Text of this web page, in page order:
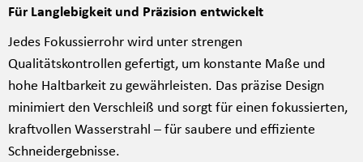
Für Langlebigkeit und Präzision entwickelt
Jedes Fokussierrohr wird unter strengen
Qualitätskontrollen gefertigt, um konstante Maße und
hohe Haltbarkeit zu gewährleisten. Das präzise Design
minimiert den Verschleiß und sorgt für einen fokussierten,
kraftvollen Wasserstrahl – für saubere und effiziente
Schneidergebnisse.